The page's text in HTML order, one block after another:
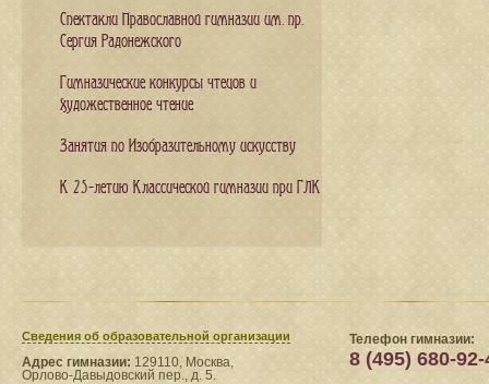
Спектакли Православной гимназии им. пр.
Сергия Радонежского
Гимназические конкурсы чтецов и
художественное чтение
Занятия по Изобразительному искусству
К 25-летию Классической гимназии при ГЛК
Сведения​ об образовательной организации
Адрес гимназии: 129110, Москва,
Орлово-Давыдовский пер., д. 5.
Телефон гимназии:
8 (495) 680-92-